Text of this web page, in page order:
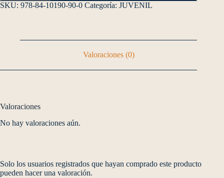
SKU: 978-84-10190-90-0 Categoría: JUVENIL
Valoraciones (0)
Valoraciones
No hay valoraciones aún.
Solo los usuarios registrados que hayan comprado este producto
pueden hacer una valoración.